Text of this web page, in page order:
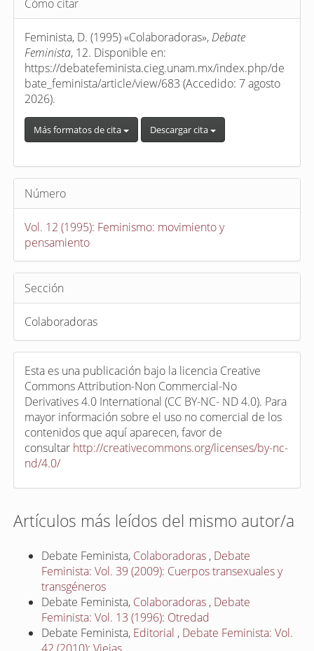
del
artículo
Cómo citar
Feminista, D. (1995) «Colaboradoras», Debate
Feminista, 12. Disponible en:
https://debatefeminista.cieg.unam.mx/index.php/de
bate_feminista/article/view/683 (Accedido: 7 agosto
2026).
Más formatos de cita Descargar cita
Número
Vol. 12 (1995): Feminismo: movimiento y
pensamiento
Sección
Colaboradoras
Esta es una publicación bajo la licencia Creative
Commons Attribution-Non Commercial-No
Derivatives 4.0 International (CC BY-NC- ND 4.0). Para
mayor información sobre el uso no comercial de los
contenidos que aquí aparecen, favor de
consultar http://creativecommons.org/licenses/by-nc-
nd/4.0/
Artículos más leídos del mismo autor/a
Debate Feminista, Colaboradoras , Debate
Feminista: Vol. 39 (2009): Cuerpos transexuales y
transgéneros
Debate Feminista, Colaboradoras , Debate
Feminista: Vol. 13 (1996): Otredad
Debate Feminista, Editorial , Debate Feminista: Vol.
42 (2010): Viejas